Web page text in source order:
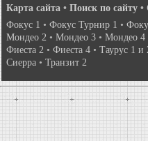
Карта сайта • Поиск по сайту •
Фокус 1 • Фокус Турнир 1 •
Мондео 2 • Мондео 3 • Мондео 4
Фиеста 2 • Фиеста 4 • Таурус 1 и
Сиерра • Транзит 2